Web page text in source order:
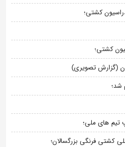
کشتی؛
کشتی؛
(گزارش تصویری)
شد؛
کشتی فرنگی بزرگسالان؛